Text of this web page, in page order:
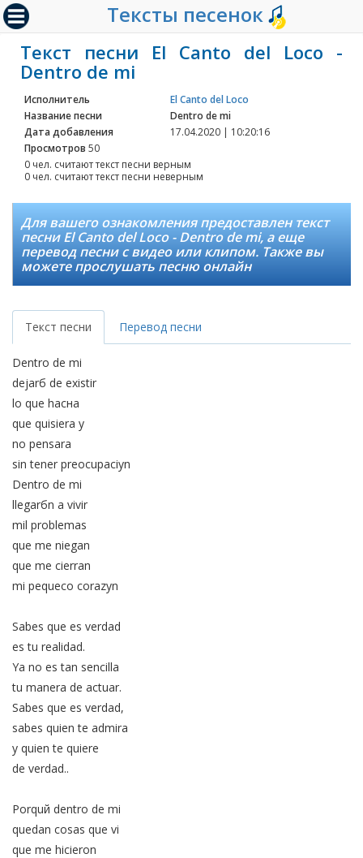
Тексты песенок
Текст песни El Canto del Loco -
Dentro de mi
Исполнитель
El Canto del Loco
Название песни
Dentro de mi
Дата добавления
17.04.2020 | 10:20:16
Просмотров 50
0 чел. считают текст песни верным
0 чел. считают текст песни неверным
Для вашего ознакомления предоставлен текст
песни El Canto del Loco - Dentro de mi, а еще
перевод песни с видео или клипом. Также вы
можете прослушать песню онлайн
Текст песни Перевод песни
Dentro de mi
dejarб de existir
lo que hacнa
que quisiera y
no pensara
sin tener preocupaciуn
Dentro de mi
llegarбn a vivir
mil problemas
que me niegan
que me cierran
mi pequeсo corazуn
Sabes que es verdad
es tu realidad.
Ya no es tan sencilla
tu manera de actuar.
Sabes que es verdad,
sabes quien te admira
y quien te quiere
de verdad..
Porquй dentro de mi
quedan cosas que vi
que me hicieron